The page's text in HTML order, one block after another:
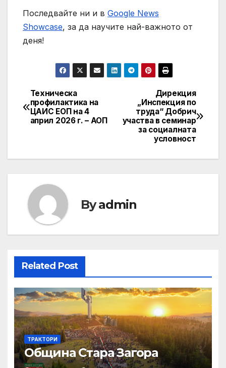
Последвайте ни и в Google News
Showcase, за да научите най-важното от
деня!
Post
navigation
Дирекция
„Инспекция по
труда“ Добрич
участва в семинар
за социалната
условност
Техническа
профилактика на
ЦАИС ЕОП на 4
април 2026 г. – АОП
Byadmin
Related Post
ТРАКТОРИ
Община Стара Загора